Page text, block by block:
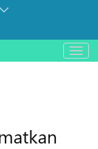
باز
و